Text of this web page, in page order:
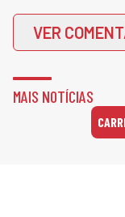
VER
MAIS NOTÍCIAS